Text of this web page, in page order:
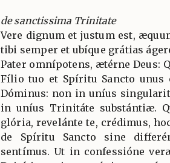
de sanctissima Trinitate
Vere dignum et justum est,
tibi semper et ubíque grátias
Pater omnípotens, ætérne Deus:
Fílio tuo et Spíritu Sancto unus
Dóminus: non in uníus
in uníus Trinitáte substántiæ.
glória, revelánte te, crédimus,
de Spíritu Sancto sine
sentímus. Ut in confessióne